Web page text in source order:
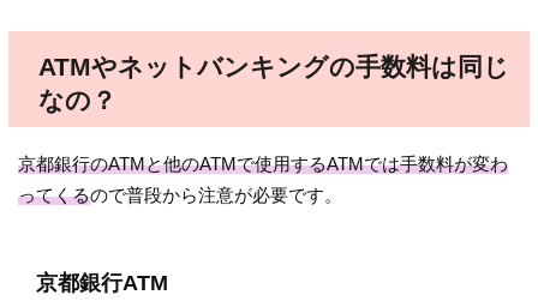
ATMやネットバンキングの手数料は同じ
なの？
京都銀行のATMと他のATMで使用するATMでは手数料が変わ
ってくるので普段から注意が必要です。
京都銀行ATM